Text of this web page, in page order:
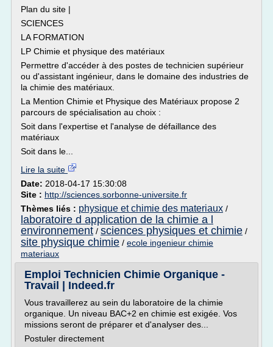
Plan du site |
SCIENCES
LA FORMATION
LP Chimie et physique des matériaux
Permettre d'accéder à des postes de technicien supérieur
ou d'assistant ingénieur, dans le domaine des industries de
la chimie des matériaux.
La Mention Chimie et Physique des Matériaux propose 2
parcours de spécialisation au choix :
Soit dans l'expertise et l'analyse de défaillance des
matériaux
Soit dans le...
Lire la suite
Date: 2018-04-17 15:30:08
Site : http://sciences.sorbonne-universite.fr
Thèmes liés : physique et chimie des materiaux /
laboratoire d application de la chimie a l
environnement / sciences physiques et chimie /
site physique chimie / ecole ingenieur chimie
materiaux
Emploi Technicien Chimie Organique -
Travail | Indeed.fr
Vous travaillerez au sein du laboratoire de la chimie
organique. Un niveau BAC+2 en chimie est exigée. Vos
missions seront de préparer et d'analyser des...
Postuler directement